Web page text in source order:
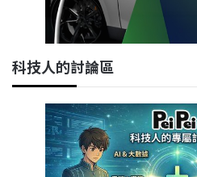
科技人的討論區